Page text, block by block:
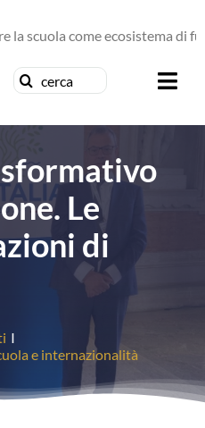
come ecosistema di futuro
Cerca
Le
di
I
e internazionalità